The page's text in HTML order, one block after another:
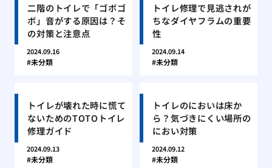
二階のトイレで「ゴボゴ
ボ」音がする原因は？そ
の対策と注意点
2024.09.16
未分類
トイレ修理で見逃されが
ちなダイヤフラムの重要
性
2024.09.14
未分類
トイレが壊れた時に慌て
ないためのTOTOトイレ
修理ガイド
2024.09.13
未分類
トイレのにおいは床か
ら？気づきにくい場所の
におい対策
2024.09.12
未分類